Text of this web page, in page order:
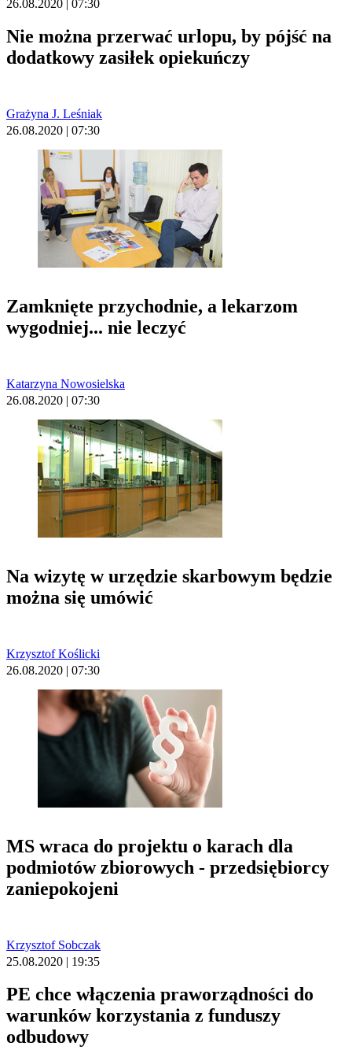
26.08.2020 | 07:30
Nie można przerwać urlopu, by pójść na
dodatkowy zasiłek opiekuńczy
Grażyna J. Leśniak
26.08.2020 | 07:30
Zamknięte przychodnie, a lekarzom
wygodniej... nie leczyć
Katarzyna Nowosielska
26.08.2020 | 07:30
Na wizytę w urzędzie skarbowym będzie
można się umówić
Krzysztof Koślicki
26.08.2020 | 07:30
MS wraca do projektu o karach dla
podmiotów zbiorowych - przedsiębiorcy
zaniepokojeni
Krzysztof Sobczak
25.08.2020 | 19:35
PE chce włączenia praworządności do
warunków korzystania z funduszy
odbudowy